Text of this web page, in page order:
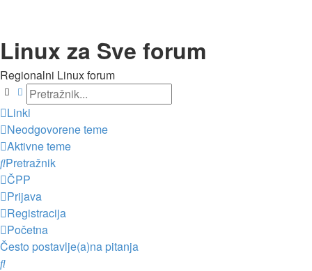
Linux za Sve forum
Regionalni Linux forum
Pretražnik
Napredno pretraživanje
Linki
Neodgovorene teme
Aktivne teme
Pretražnik
ČPP
Prijava
Registracija
Početna
Često postavlje(a)na pitanja
Pretražnik